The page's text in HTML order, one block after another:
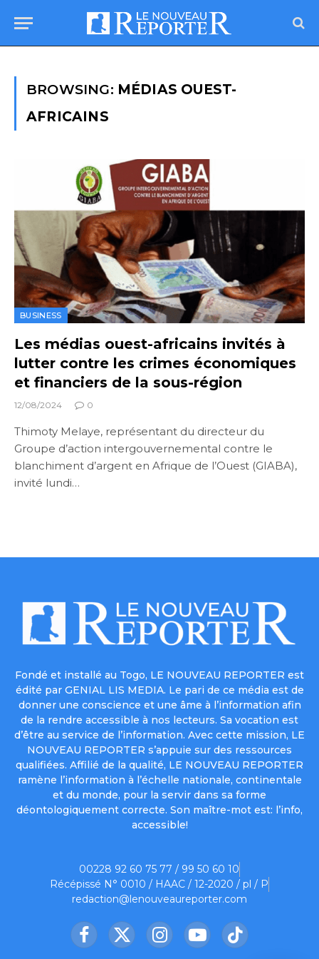
BROWSING: MÉDIAS OUEST-
AFRICAINS
BUSINESS
Les médias ouest-africains invités à
lutter contre les crimes économiques
et financiers de la sous-région
12/08/2024 0
Thimoty Melaye, représentant du directeur du
Groupe d’action intergouvernemental contre le
blanchiment d’argent en Afrique de l’Ouest (GIABA),
invité lundi…
Fondé et installé au Togo, LE NOUVEAU REPORTER est
édité par GENIAL LIS MEDIA. Le pari de ce média est de
donner une conscience et une âme à l’information afin
de la rendre accessible à nos lecteurs. Sa vocation est
d’être au service de l’information. Avec cette mission, LE
NOUVEAU REPORTER s’appuie sur des ressources
qualifiées. Affilié de la qualité, LE NOUVEAU REPORTER
ramène l’information à l’échelle nationale, continentale
et du monde, pour la servir dans sa forme
déontologiquement correcte. Son maître-mot est: l’info,
accessible!
00228 92 60 75 77 / 99 50 60 10
Récépissé N° 0010 / HAAC / 12-2020 / pl / P
redaction@lenouveaureporter.com
Facebook
X
InstagramYouTubeTikTok